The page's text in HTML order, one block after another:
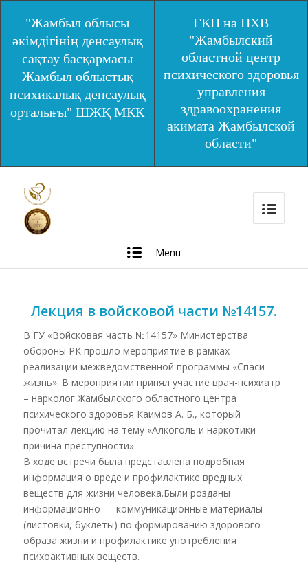
"Жамбыл облысы
әкімдігінің денсаулық
сақтау басқармасы
Жамбыл облыстық
психикалық денсаулық
орталығы" ШЖҚ МКК
ГКП на ПХВ
"Жамбылский
областной центр
психического здоровья
управления
здравоохранения
акимата Жамбылской
области"
Menu
Лекция в войсковой части №14157.
В ГУ «Войсковая часть №14157» Министерства
обороны РК прошло мероприятие в рамках
реализации межведомственной программы «Спаси
жизнь». В мероприятии принял участие врач-психиатр
– нарколог Жамбылского областного центра
психического здоровья Каимов А. Б., который
прочитал лекцию на тему «Алкоголь и наркотики-
причина преступности».
В ходе встречи была представлена подробная
информация о вреде и профилактике вредных
веществ для жизни человека.Были розданы
информационно — коммуникационные материалы
(листовки, буклеты) по формированию здорового
образа жизни и профилактике употребления
психоактивных веществ.